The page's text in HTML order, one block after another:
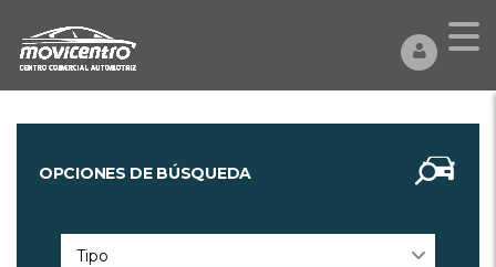
OPCIONES DE BÚSQUEDA
Tipo